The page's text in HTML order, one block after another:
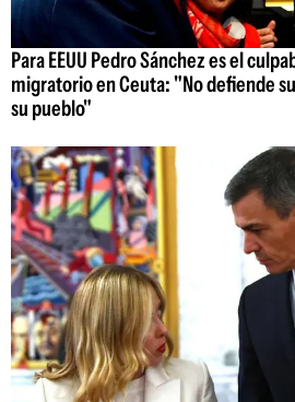
Para EEUU Pedro Sánchez es el
migratorio en Ceuta: "No defiende
su pueblo"